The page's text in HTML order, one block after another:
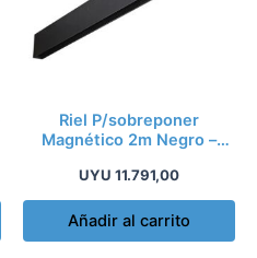
Riel P/sobreponer
Magnético 2m Negro –
UYU 11.791,00
Añadir al carrito